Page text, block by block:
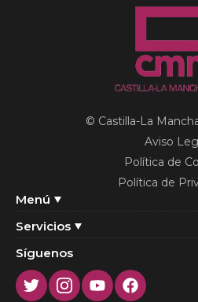
Menú
Servicios
© Castilla-La
Aviso
Política de
Política de
Síguenos
TwitterInstagram
YoutubeFacebook